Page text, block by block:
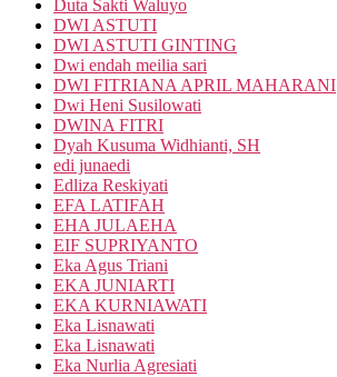
Duta Sakti Waluyo
DWI ASTUTI
DWI ASTUTI GINTING
Dwi endah meilia sari
DWI FITRIANA APRIL MAHARANI
Dwi Heni Susilowati
DWINA FITRI
Dyah Kusuma Widhianti, SH
edi junaedi
Edliza Reskiyati
EFA LATIFAH
EHA JULAEHA
EIF SUPRIYANTO
Eka Agus Triani
EKA JUNIARTI
EKA KURNIAWATI
Eka Lisnawati
Eka Lisnawati
Eka Nurlia Agresiati